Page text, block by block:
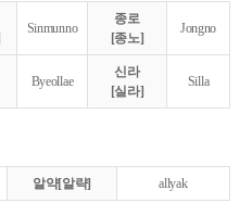
Sinmunno
종로
[종노]
Jongno
Byeollae
신라
[실라]
Silla
알약[알략] allyak